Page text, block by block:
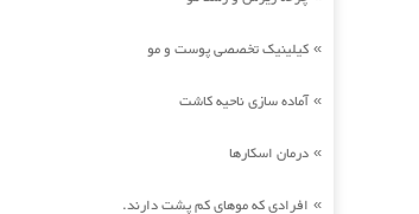
» کیلینیک تخصصی پوست و مو
»آماده سازی ناحیه کاشت
» درمان اسکارها
» افرادی که موهای کم پشت دارند.